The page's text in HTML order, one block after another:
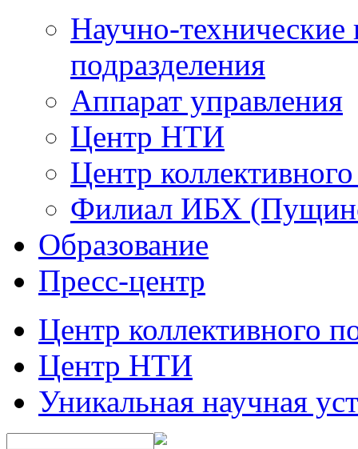
Научно-технические
подразделения
Аппарат управления
Центр НТИ
Центр
Филиал ИБХ
Образование
Пресс-центр
Центр коллективного
Центр НТИ
Уникальная научная